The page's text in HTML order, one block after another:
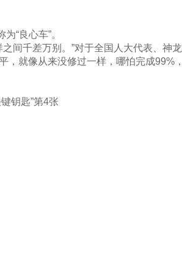
“良心车”。
间千差万别。”对于全国人大代表、神龙
，就像从来没修过一样，哪怕完成99%，